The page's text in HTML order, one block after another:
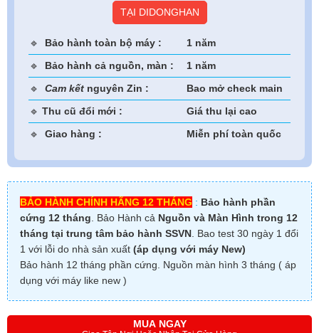
TẠI DIDONGHAN
🔹 Bảo hành toàn bộ máy :
1 năm
🔹 Bảo hành cả nguồn, màn :
1 năm
🔹 Cam kết nguyên Zin :
Bao mở check main
🔹 Thu cũ đổi mới :
Giá thu lại cao
🔹 Giao hàng : Miễn phí toàn quốc
BẢO HÀNH CHÍNH HÃNG 12 THÁNG : Bảo hành phần
cứng 12 tháng . Bảo Hành cả Nguồn và Màn Hình trong 12
tháng tại trung tâm bảo hành SSVN . Bao test 30 ngày 1 đổi
1 với lỗi do nhà sản xuất (áp dụng với máy New)
Bảo hành 12 tháng phần cứng. Nguồn màn hình 3 tháng ( áp
dụng với máy like new )
MUA NGAY